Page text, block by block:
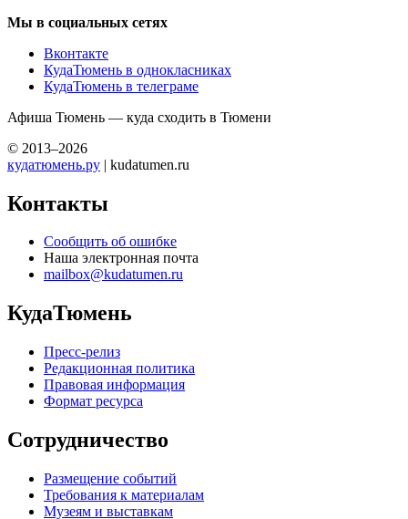
Мы в социальных сетях
Вконтакте
КудаТюмень в однокласниках
КудаТюмень в телеграме
Афиша Тюмень — куда сходить в Тюмени
© 2013–2026
кудатюмень.ру | kudatumen.ru
Контакты
Сообщить об ошибке
Наша электронная почта
mailbox@kudatumen.ru
КудаТюмень
Пресс-релиз
Редакционная политика
Правовая информация
Формат ресурса
Сотрудничество
Размещение событий
Требования к материалам
Музеям и выставкам